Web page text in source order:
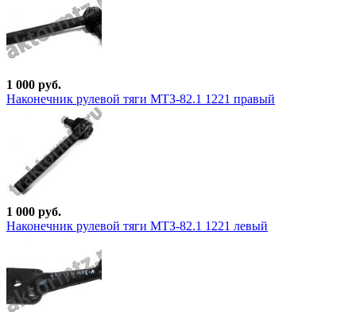
1 000 руб.
Наконечник рулевой тяги МТЗ-82.1 1221 правый
1 000 руб.
Наконечник рулевой тяги МТЗ-82.1 1221 левый